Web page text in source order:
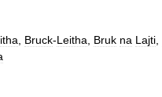
Bruck-Leitha Bruk na Lajti